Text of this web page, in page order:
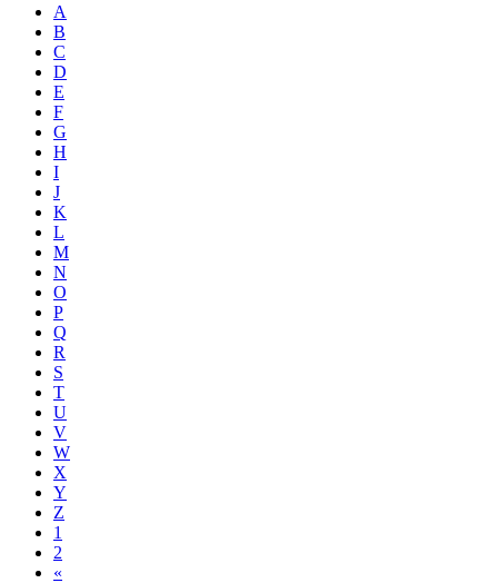
A
B
C
D
E
F
G
H
I
J
K
L
M
N
O
P
Q
R
S
T
U
V
W
X
Y
Z
1
2
«